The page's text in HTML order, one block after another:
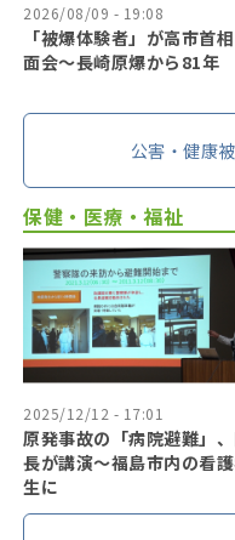
2026/08/09 - 19:08
「被爆体験者」が高市首
面会～長崎原爆から81年
公害・健康
保健・医療・福祉
2025/12/12 - 17:01
原発事故の「病院避難」
長が講演～福島市内の看
生に